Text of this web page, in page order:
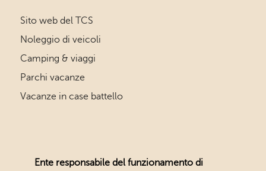
Sito web del TCS
Noleggio di veicoli
Camping & viaggi
Parchi vacanze
Vacanze in case battello
Ente responsabile del funzionamento di